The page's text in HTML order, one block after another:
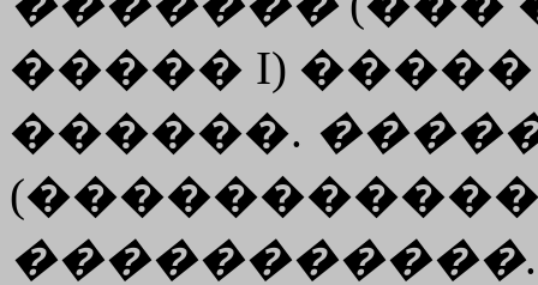
����� I)
������.
�����������.